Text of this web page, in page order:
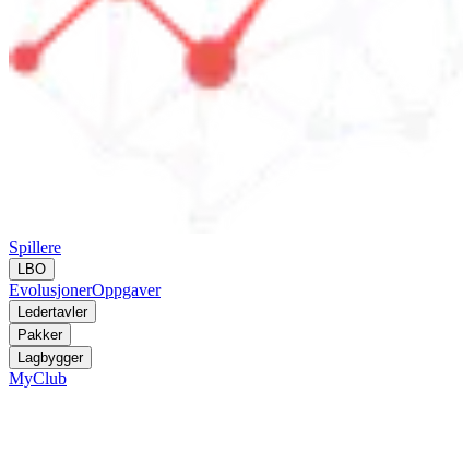
Spillere
LBO
EvolusjonerOppgaver
Ledertavler
Pakker
Lagbygger
MyClub